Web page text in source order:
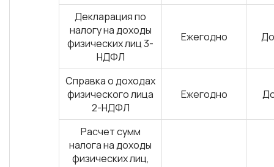
Декларация по
налогу на доходы
физических лиц 3-
НДФЛ
Ежегодно
Справка о доходах
физического лица
2-НДФЛ
Ежегодно
Расчет сумм
налога на доходы
физических лиц,